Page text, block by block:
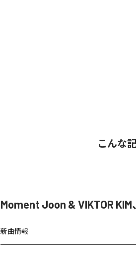
こんな
Moment Joon & VIKTOR KIM
新曲情報